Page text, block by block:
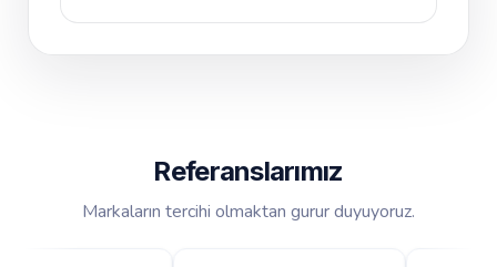
Referanslarımız
Markaların tercihi olmaktan gurur duyuyoruz.